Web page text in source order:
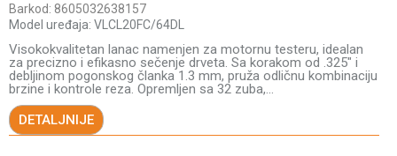
Barkod: 8605032638157
Model uređaja: VLCL20FC/64DL
Visokokvalitetan lanac namenjen za motornu testeru, idealan
za precizno i efikasno sečenje drveta. Sa korakom od .325" i
debljinom pogonskog članka 1.3 mm, pruža odličnu kombinaciju
brzine i kontrole reza. Opremljen sa 32 zuba,...
DETALJNIJE